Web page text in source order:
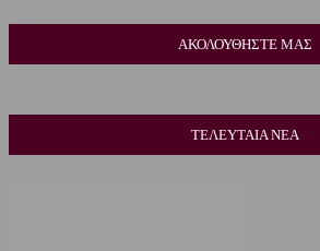
ΑΚΟΛΟΥΘΗΣΤΕ ΜΑΣ
ΤΕΛΕΥΤΑΙΑ ΝΕΑ